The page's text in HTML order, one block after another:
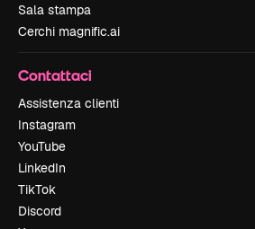
Sala stampa
Cerchi magnific.ai
Contattaci
Assistenza clienti
Instagram
YouTube
LinkedIn
TikTok
Discord